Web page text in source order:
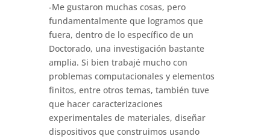
-Me gustaron muchas cosas, pero
fundamentalmente que logramos que
fuera, dentro de lo específico de un
Doctorado, una investigación bastante
amplia. Si bien trabajé mucho con
problemas computacionales y elementos
finitos, entre otros temas, también tuve
que hacer caracterizaciones
experimentales de materiales, diseñar
dispositivos que construimos usando